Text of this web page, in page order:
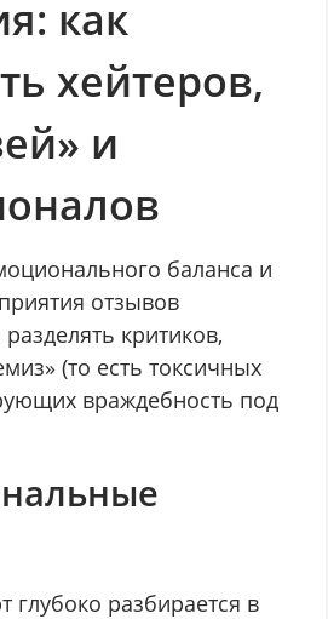
как
хейтеров,
и
баланса и
отзывов
критиков,
(то есть токсичных
враждебность под
глубоко разбирается в